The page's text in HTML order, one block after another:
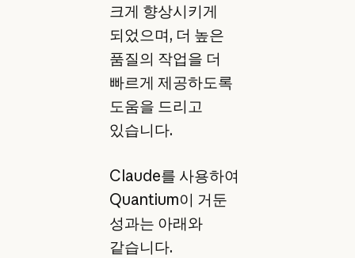
크게 향상시키게
되었으며, 더 높은
품질의 작업을 더
빠르게 제공하도록
도움을 드리고
있습니다.
Claude를 사용하여
Quantium이 거둔
성과는 아래와
같습니다.